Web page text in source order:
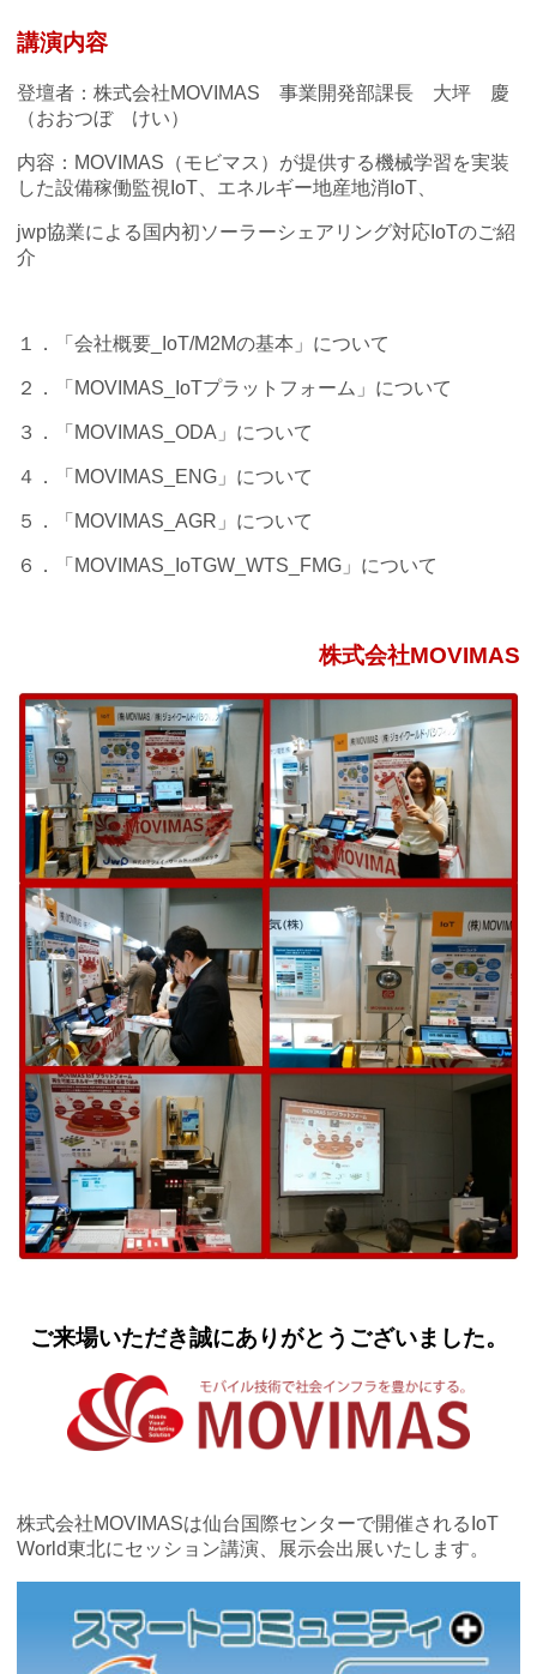
講演内容
登壇者：株式会社MOVIMAS 事業開発部課長 大坪 慶
（おおつぼ けい）
内容：MOVIMAS（モビマス）が提供する機械学習を実装
した設備稼働監視IoT、エネルギー地産地消IoT、
jwp協業による国内初ソーラーシェアリング対応IoTのご紹
介
１．「会社概要_IoT/M2Mの基本」について
２．「MOVIMAS_IoTプラットフォーム」について
３．「MOVIMAS_ODA」について
４．「MOVIMAS_ENG」について
５．「MOVIMAS_AGR」について
６．「MOVIMAS_IoTGW_WTS_FMG」について
株式会社MOVIMAS
ご来場いただき誠にありがとうございました。
株式会社MOVIMASは仙台国際センターで開催されるIoT
World東北にセッション講演、展示会出展いたします。